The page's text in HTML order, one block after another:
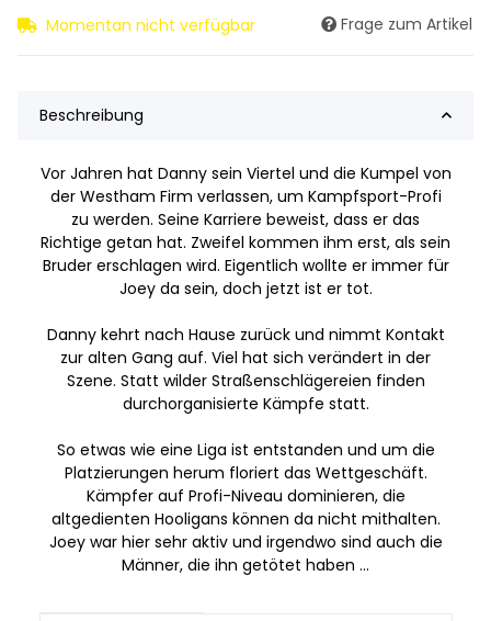
Momentan nicht verfügbar Frage zum Artikel
Beschreibung
Vor Jahren hat Danny sein Viertel und die Kumpel von
der Westham Firm verlassen, um Kampfsport-Profi
zu werden. Seine Karriere beweist, dass er das
Richtige getan hat. Zweifel kommen ihm erst, als sein
Bruder erschlagen wird. Eigentlich wollte er immer für
Joey da sein, doch jetzt ist er tot.
Danny kehrt nach Hause zurück und nimmt Kontakt
zur alten Gang auf. Viel hat sich verändert in der
Szene. Statt wilder Straßenschlägereien finden
durchorganisierte Kämpfe statt.
So etwas wie eine Liga ist entstanden und um die
Platzierungen herum floriert das Wettgeschäft.
Kämpfer auf Profi-Niveau dominieren, die
altgedienten Hooligans können da nicht mithalten.
Joey war hier sehr aktiv und irgendwo sind auch die
Männer, die ihn getötet haben …